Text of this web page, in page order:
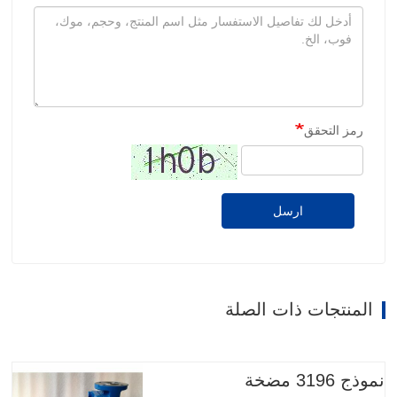
رمز التحقق
ارسل
المنتجات ذات الصلة
نموذج 3196 مضخة